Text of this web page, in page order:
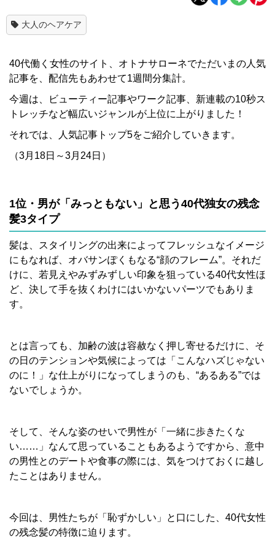
大人のヘアケア
40代働く女性のサイト、オトナサローネでただいまの人気
記事を、配信先もあわせて1週間分集計。
今週は、ビューティー記事やワーク記事、新連載の10秒ス
トレッチなど幅広いジャンルが上位に上がりました！
それでは、人気記事トップ5をご紹介していきます。
（3月18日～3月24日）
1位・男が「みっともない」と思う40代独女の残念
髪3タイプ
髪は、スタイリングの出来によってフレッシュなイメージ
にもなれば、オバサンぽくもなる“顔のフレーム”。それだ
けに、若見えやみずみずしい印象を狙っている40代女性ほ
ど、決して手を抜くわけにはいかないパーツでもありま
す。
とは言っても、加齢の波は容赦なく押し寄せるだけに、そ
の日のテンションや気候によっては「こんなハズじゃない
のに！」な仕上がりになってしまうのも、“あるある”では
ないでしょうか。
そして、そんな姿のせいで男性が「一緒に歩きたくな
い……」なんて思っていることもあるようですから、意中
の男性とのデートや食事の際には、気をつけておくに越し
たことはありません。
今回は、男性たちが「恥ずかしい」と口にした、40代女性
の残念髪の特徴に迫ります。